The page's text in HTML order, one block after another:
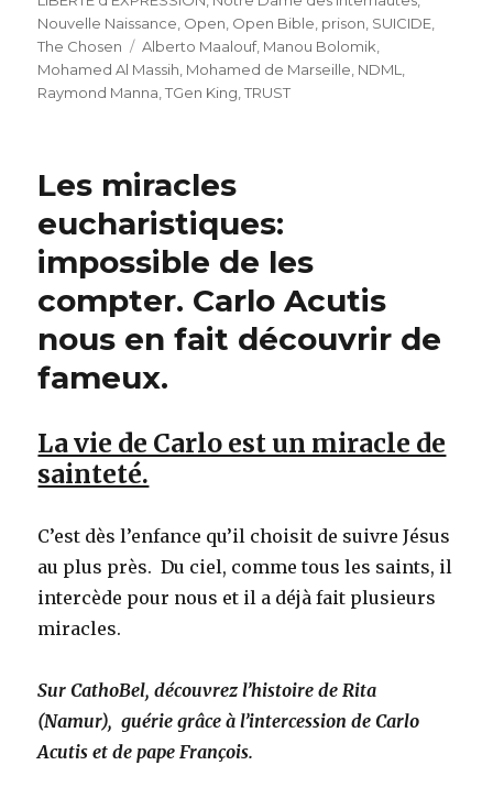
Nouvelle Naissance, Open, Open Bible, prison, SUICIDE,
The Chosen
Étiquettes
Alberto Maalouf, Manou Bolomik,
Mohamed Al Massih, Mohamed de Marseille, NDML,
Raymond Manna,TGen King,TRUST
Les miracles
eucharistiques:
impossible de les
compter. Carlo Acutis
nous en fait découvrir de
fameux.
La vie de Carlo est un miracle de
sainteté.
C’est dès l’enfance qu’il choisit de suivre Jésus
au plus près. Du ciel, comme tous les saints, il
intercède pour nous et il a déjà fait plusieurs
miracles.
Sur CathoBel, découvrez l’histoire de Rita
(Namur), guérie grâce à l’intercession de Carlo
Acutis et de pape François.